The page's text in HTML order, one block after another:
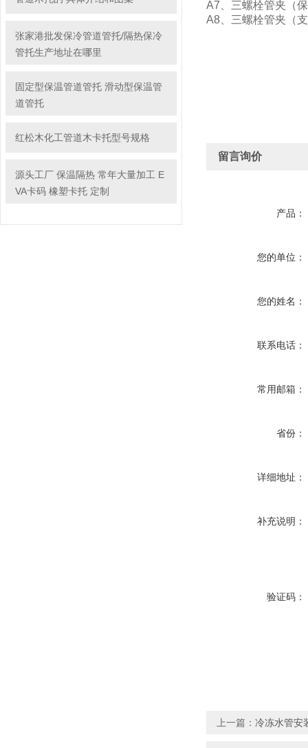
张家港批发保冷管道管托/隔热保冷
管托生产地址在哪里
固定型保温管道管托 滑动型保温管
道管托
红松木化工管道木卡托型号规格
源头工厂 保温隔热 常年大量加工 E
VA卡码 橡塑卡托 定制
A7、三螺栓管夹（
A8、三螺栓管夹（
留言询价
产品：
您的单位：
您的姓名：
联系电话：
常用邮箱：
省份：
详细地址：
补充说明：
验证码：
上一篇： 冷冻水管安